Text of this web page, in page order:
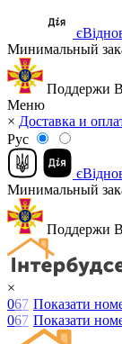
Минимальный
Поддержи
Меню
× Доставка и
Рус
Минимальный
Поддержи
×
067 Показати
067 Показати